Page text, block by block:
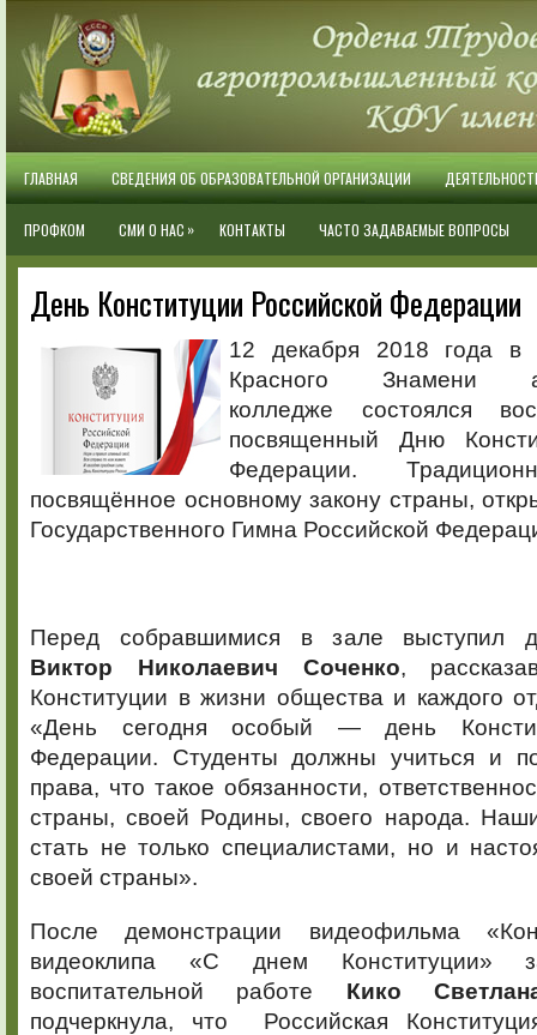
ГЛАВНАЯ СВЕДЕНИЯ ОБ ОБРАЗОВАТЕЛЬНОЙ ОРГАНИЗАЦИИ
ПРОФКОМ СМИ О НАС » КОНТАКТЫ ЧАСТО ЗАДАВАЕМЫЕ ВОПРОСЫ
День Конституции Российской Федерации
12 декабря 2018 года в
Красного Знамени
колледже состоялся
посвященный Дню
Федерации.
посвящённое основному закону страны,
Государственного Гимна Российской
Перед собравшимися в зале выступил
Виктор Николаевич Соченко,
Конституции в жизни общества и каждого
«День сегодня особый — день
Федерации. Студенты должны учиться и
права, что такое обязанности,
страны, своей Родины, своего народа.
стать не только специалистами, но и
своей страны».
После демонстрации видеофильма
видеоклипа «С днем Конституции»
воспитательной работе Кико
подчеркнула, что Российская